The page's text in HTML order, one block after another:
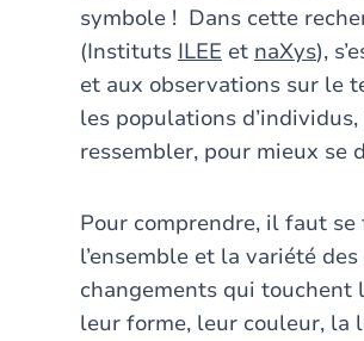
symbole ! Dans cette
(Instituts ILEE et naXys),
et aux observations sur le
les populations
ressembler, pour mieux se
Pour comprendre, il faut
l’ensemble et la variété
changements qui touchent
leur forme, leur couleur, la